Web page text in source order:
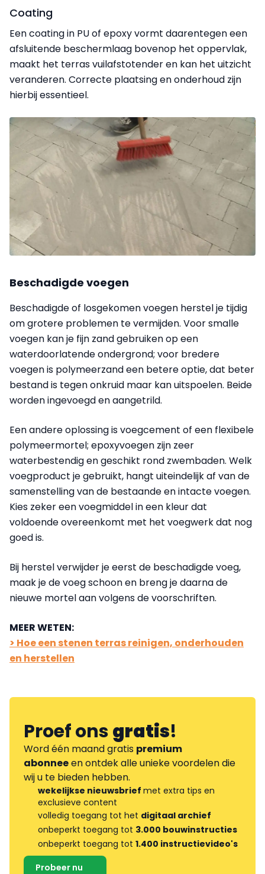
Coating
Een coating in PU of epoxy vormt daarentegen een
afsluitende beschermlaag bovenop het oppervlak,
maakt het terras vuilafstotender en kan het uitzicht
veranderen. Correcte plaatsing en onderhoud zijn
hierbij essentieel.
Beschadigde voegen
Beschadigde of losgekomen voegen herstel je tijdig
om grotere problemen te vermijden. Voor smalle
voegen kan je fijn zand gebruiken op een
waterdoorlatende ondergrond; voor bredere
voegen is polymeerzand een betere optie, dat beter
bestand is tegen onkruid maar kan uitspoelen. Beide
worden ingevoegd en aangetrild.
Een andere oplossing is voegcement of een flexibele
polymeermortel; epoxyvoegen zijn zeer
waterbestendig en geschikt rond zwembaden. Welk
voegproduct je gebruikt, hangt uiteindelijk af van de
samenstelling van de bestaande en intacte voegen.
Kies zeker een voegmiddel in een kleur dat
voldoende overeenkomt met het voegwerk dat nog
goed is.
Bij herstel verwijder je eerst de beschadigde voeg,
maak je de voeg schoon en breng je daarna de
nieuwe mortel aan volgens de voorschriften.
MEER WETEN:
> Hoe een stenen terras reinigen, onderhouden
en herstellen
Proef onsgratis!
Word één maand gratis premium
abonneeen ontdek alle unieke voordelen die
wij u te bieden hebben.
wekelijkse nieuwsbrief met extra tips en
exclusieve content
volledig toegang tot het digitaal archief
onbeperkt toegang tot 3.000 bouwinstructies
onbeperkt toegang tot 1.400 instructievideo's
Probeer nu